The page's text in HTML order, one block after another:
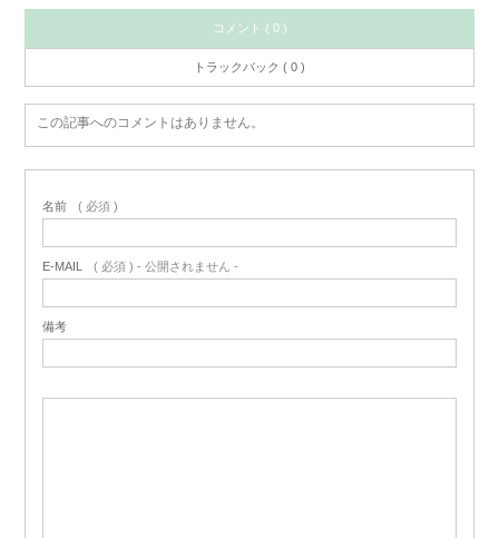
コメント ( 0 )
トラックバック ( 0 )
この記事へのコメントはありません。
名前 ( 必須 )
E-MAIL ( 必須 ) - 公開されません -
備考